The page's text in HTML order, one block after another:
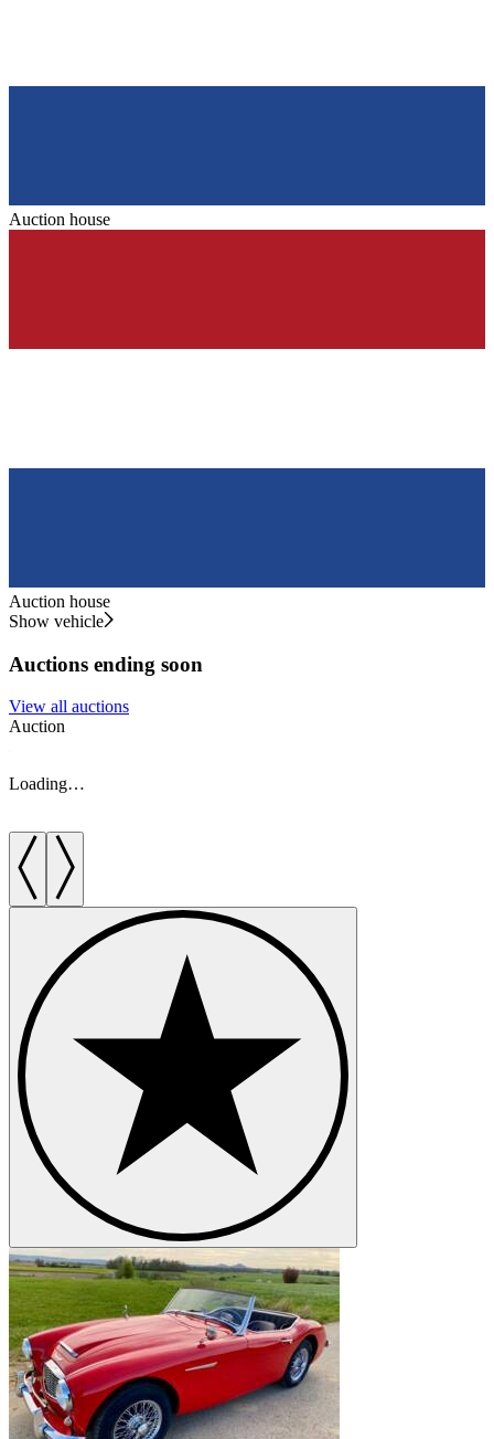
Auction house
Auction house
Show vehicle
Auctions ending soon
View all auctions
Auction
Loading…